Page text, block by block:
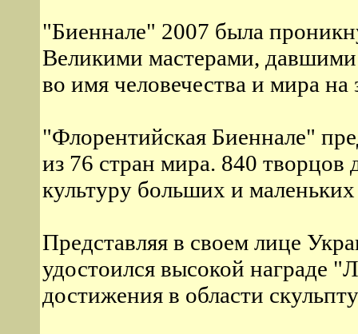
"Биеннале" 2007 была
Великими мастерами,
во имя человечества и мира на
"Флорентийская Биеннале"
из 76 стран мира. 840 творцов
культуру больших и маленьких
Представляя в своем лице
удостоился высокой награде
достижения в области